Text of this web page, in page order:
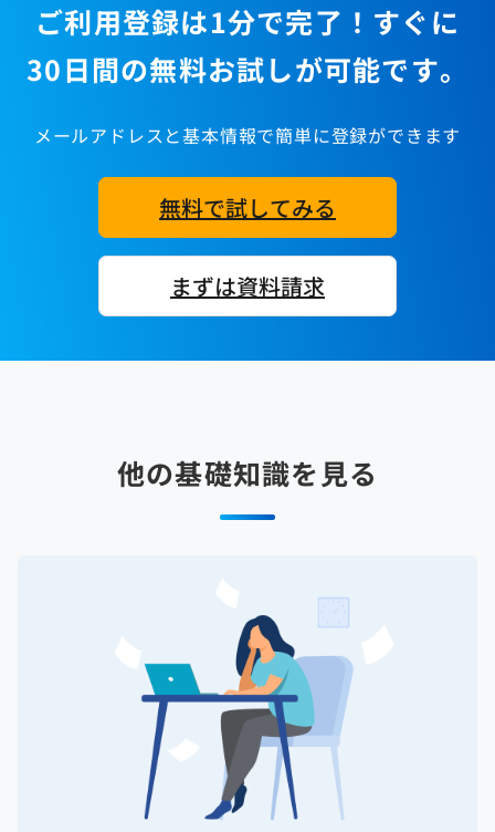
ご利用登録は1分で完了！すぐに
30日間の無料お試しが可能です。
メールアドレスと基本情報で簡単に登録ができます
無料で試してみる
まずは資料請求
他の基礎知識を見る